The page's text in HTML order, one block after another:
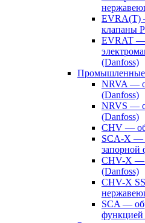
EVRA(T)
клапаны
EVRAT —
(Danfoss)
Промышленные
NRVA —
(Danfoss)
NRVS —
(Danfoss)
CHV —
SCA-X —
запорной
CHV-X —
(Danfoss)
CHV-X
SCA —
функцией